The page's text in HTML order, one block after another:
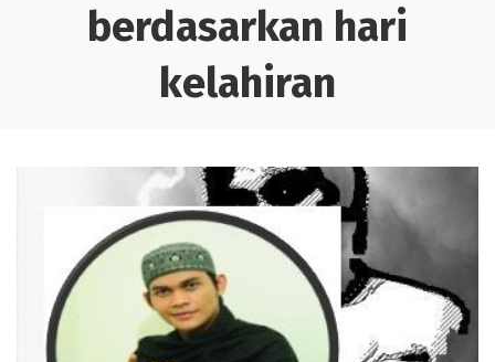
berdasarkan hari
kelahiran